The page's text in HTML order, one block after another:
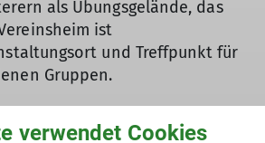
als Übungsgelände, das
ist
und Treffpunkt für
Gruppen.
verwendet Cookies